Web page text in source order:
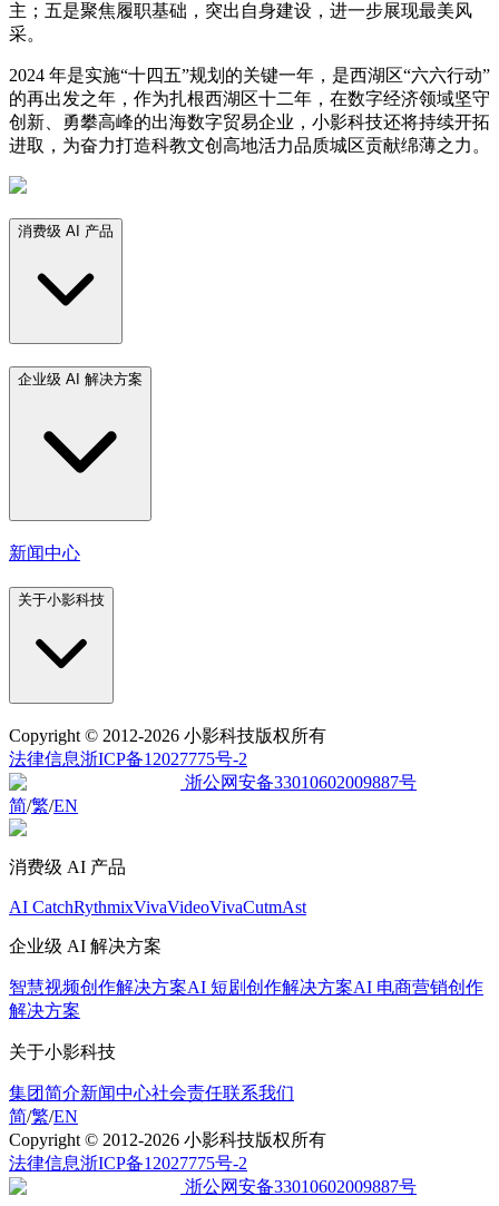
主；五是聚焦履职基础，突出自身建设，进一步展现最美风
采。
2024 年是实施“十四五”规划的关键一年，是西湖区“六六行动”
的再出发之年，作为扎根西湖区十二年，在数字经济领域坚守
创新、勇攀高峰的出海数字贸易企业，小影科技还将持续开拓
进取，为奋力打造科教文创高地活力品质城区贡献绵薄之力。
消费级 AI 产品
企业级 AI 解决方案
新闻中心
关于小影科技
Copyright © 2012-2026 小影科技版权所有
法律信息浙ICP备12027775号-2
浙公网安备33010602009887号
简/繁/EN
消费级 AI 产品
AI CatchRythmixVivaVideoVivaCutmAst
企业级 AI 解决方案
智慧视频创作解决方案AI 短剧创作解决方案AI 电商营销创作
解决方案
关于小影科技
集团简介新闻中心社会责任联系我们
简/繁/EN
Copyright © 2012-2026 小影科技版权所有
法律信息浙ICP备12027775号-2
浙公网安备33010602009887号